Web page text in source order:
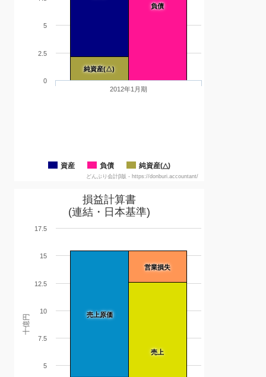
負債
純資産(△)
資産 負債 純資産(△)
2012年1月期
0
5
2.5
どんぶり会計β版 - https://donburi.accountant/
十億円
損益計算書
(連結・日本基準)
売上原価
営業損失
売上
5
10
15
7.5
12.5
17.5